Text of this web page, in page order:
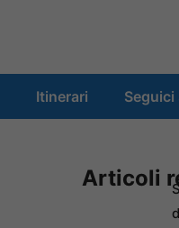
Itinerari Seguici
Articoli